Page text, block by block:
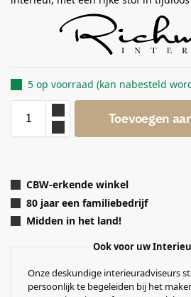
5 op voorraad (kan nabesteld
Toevoegen
CBW-erkende winkel
80 jaar een familiebedrijf
Midden in het land!
Ook voor uw
Onze deskundige interieuradviseurs
persoonlijk te begeleiden bij het